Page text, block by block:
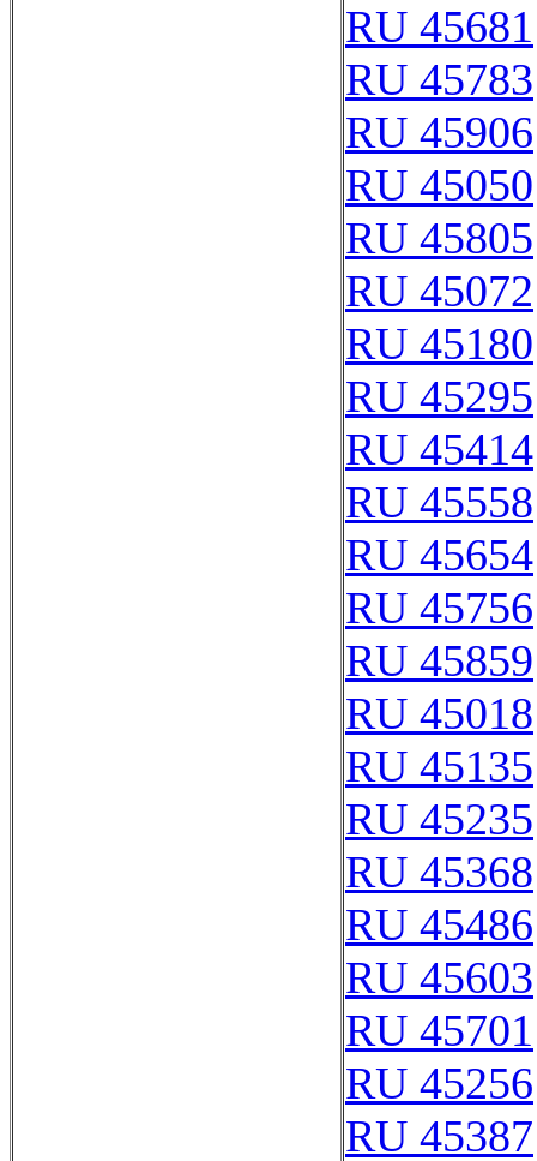
RU 45681
RU 45783
RU 45906
RU 45050
RU 45805
RU 45072
RU 45180
RU 45295
RU 45414
RU 45558
RU 45654
RU 45756
RU 45859
RU 45018
RU 45135
RU 45235
RU 45368
RU 45486
RU 45603
RU 45701
RU 45256
RU 45387